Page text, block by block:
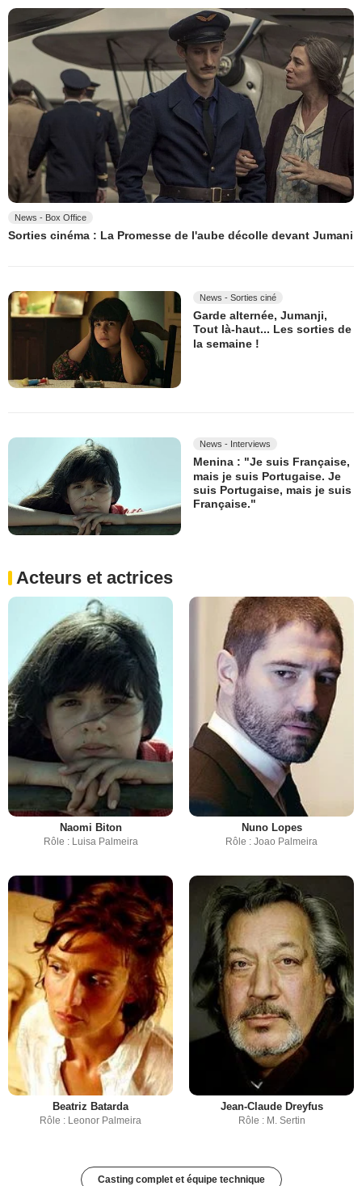
News - Box Office
Sorties cinéma : La Promesse de l'aube décolle devant Jumani
News - Sorties ciné
Garde alternée, Jumanji,
Tout là-haut... Les sorties de
la semaine !
News - Interviews
Menina : "Je suis Française,
mais je suis Portugaise. Je
suis Portugaise, mais je suis
Française."
Acteurs et actrices
Naomi Biton
Rôle : Luisa Palmeira
Nuno Lopes
Rôle : Joao Palmeira
Beatriz Batarda
Rôle : Leonor Palmeira
Jean-Claude Dreyfus
Rôle : M. Sertin
Casting complet et équipe technique